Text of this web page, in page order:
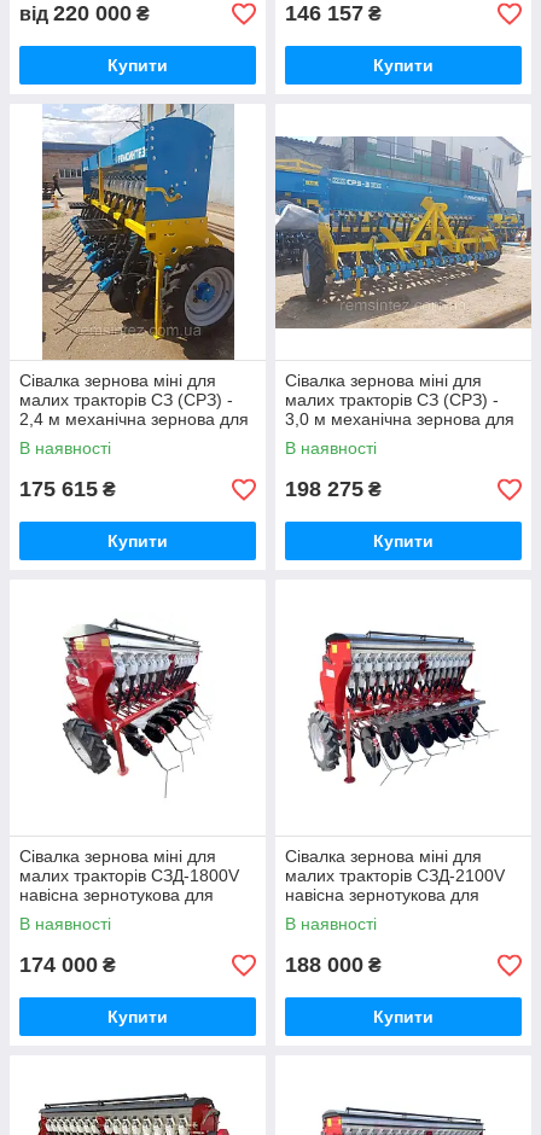
від 220 000 ₴
Купити
146 157 ₴
Купити
Сівалка зернова міні для
малих тракторів СЗ (СРЗ) -
2,4 м механічна зернова для
рядкового посіву
В наявності
175 615 ₴
Купити
Сівалка зернова міні для
малих тракторів СЗ (СРЗ) -
3,0 м механічна зернова для
рядкового посіву
В наявності
198 275 ₴
Купити
Сівалка зернова міні для
малих тракторів СЗД-1800V
навісна зернотукова для
рядкового посіву, ширина 1,8
м
В наявності
174 000 ₴
Купити
Сівалка зернова міні для
малих тракторів СЗД-2100V
навісна зернотукова для
рядкового посіву, ширина 2,1
м
В наявності
188 000 ₴
Купити